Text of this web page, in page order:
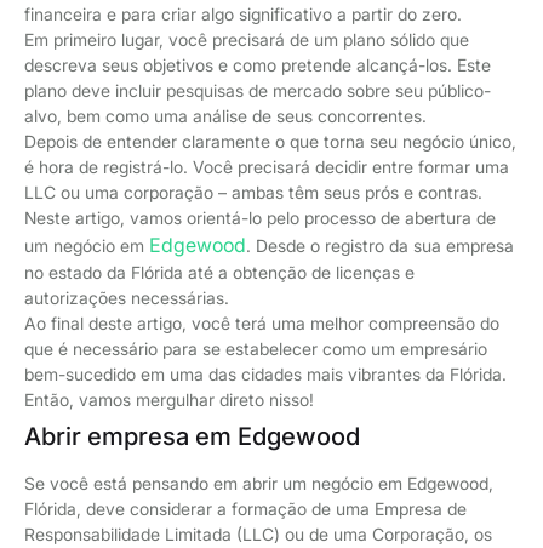
financeira e para criar algo significativo a partir do zero.
Em primeiro lugar, você precisará de um plano sólido que
descreva seus objetivos e como pretende alcançá-los. Este
plano deve incluir pesquisas de mercado sobre seu público-
alvo, bem como uma análise de seus concorrentes.
Depois de entender claramente o que torna seu negócio único,
é hora de registrá-lo. Você precisará decidir entre formar uma
LLC ou uma corporação – ambas têm seus prós e contras.
Neste artigo, vamos orientá-lo pelo processo de abertura de
um negócio em Edgewood. Desde o registro da sua empresa
no estado da Flórida até a obtenção de licenças e
autorizações necessárias.
Ao final deste artigo, você terá uma melhor compreensão do
que é necessário para se estabelecer como um empresário
bem-sucedido em uma das cidades mais vibrantes da Flórida.
Então, vamos mergulhar direto nisso!
Abrir empresa em Edgewood
Se você está pensando em abrir um negócio em Edgewood,
Flórida, deve considerar a formação de uma Empresa de
Responsabilidade Limitada (LLC) ou de uma Corporação, os